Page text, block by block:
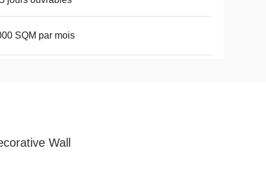
SQM par mois
Wall